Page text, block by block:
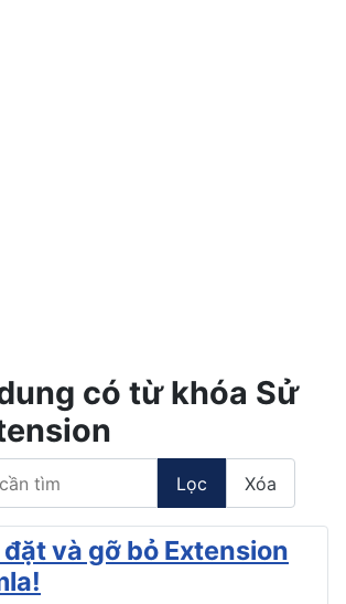
có từ khóa Sử
tìm
Lọc Xóa
và gỡ bỏ Extension